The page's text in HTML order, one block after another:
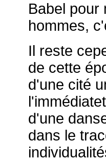
Babel pour
hommes,
Il reste
de cette
d'une cité
d'une
dans le